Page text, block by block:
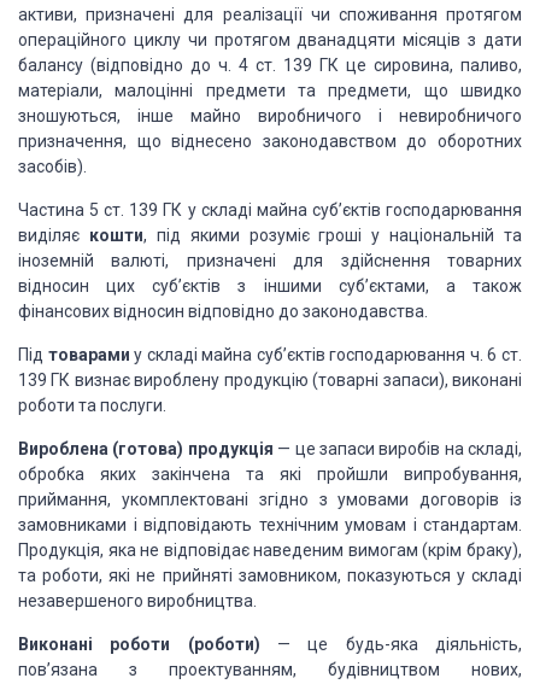
активи, призначені для реалізації чи споживання протягом
операційного циклу чи протягом дванадцяти місяців з дати
балансу (відповідно до ч. 4 ст. 139 ГК це сировина, паливо,
матеріали, малоцінні предмети та предмети, що швидко
зношуються, інше майно виробничого і невиробничого
призначення, що віднесено законодавством до оборотних
засобів).
Частина 5 ст. 139 ГК у складі майна суб’єктів господарювання
виділяє кошти, під якими розуміє гроші у національній та
іноземній валюті, призначені для здійснення товарних
відносин цих суб’єктів з іншими суб’єктами, а також
фінансових відносин відповідно до законодавства.
Під товарами у складі майна суб’єктів господарювання ч. 6 ст.
139 ГК визнає вироблену продукцію (товарні запаси), виконані
роботи та послуги.
Вироблена (готова) продукція — це запаси виробів на складі,
обробка яких закінчена та які пройшли випробування,
приймання, укомплектовані згідно з умовами договорів із
замовниками і відповідають технічним умовам і стандартам.
Продукція, яка не відповідає наведеним вимогам (крім браку),
та роботи, які не прийняті замовником, показуються у складі
незавершеного виробництва.
Виконані роботи (роботи) — це будь-яка діяльність,
пов’язана з проектуванням, будівництвом нових,